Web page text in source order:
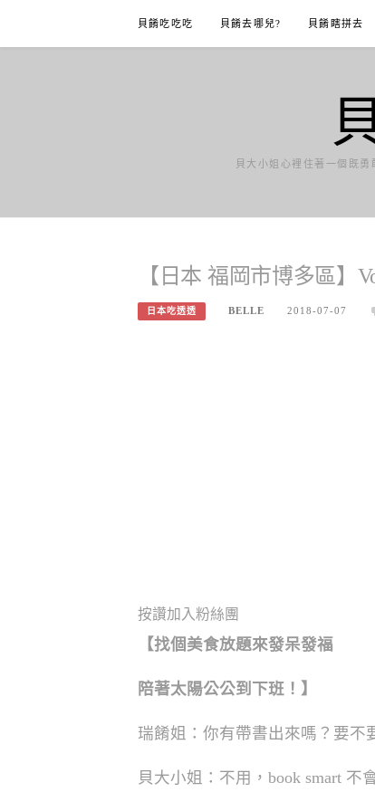
content
貝餚吃吃吃 貝餚去哪兒? 貝餚瞎拼去
貝大小姐心裡住著一個既
【日本 福岡市博多區】
日本吃透透 BELLE 2018-07-07
按讚加入粉絲團
【找個美食放題來發呆發福
陪著太陽公公到下班！】
瑞餚姐：你有帶書出來嗎？要不
貝大小姐：不用，book smart 不